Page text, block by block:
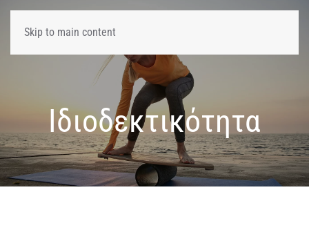
Skip to main content
Ιδιοδεκτικότητα